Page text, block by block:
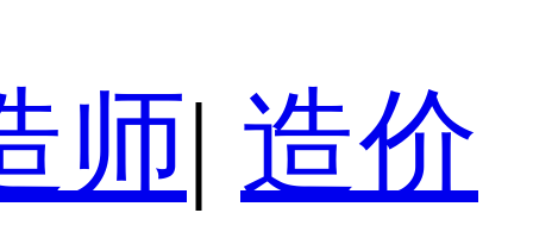
师| 造价